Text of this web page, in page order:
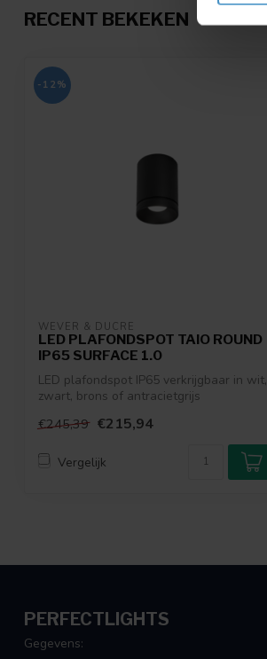
RECENT BEKEKEN
-12%
WEVER & DUCRÉ
LED PLAFONDSPOT TAIO ROUND
IP65 SURFACE 1.0
LED plafondspot IP65 verkrijgbaar in wit,
zwart, brons of antracietgrijs
€245,39 €215,94
Vergelijk
PERFECTLIGHTS
Gegevens: